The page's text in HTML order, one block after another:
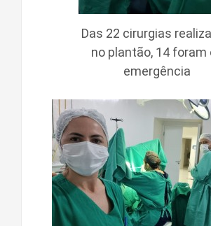
Das 22 cirurgias
no plantão, 14 foram
emergência